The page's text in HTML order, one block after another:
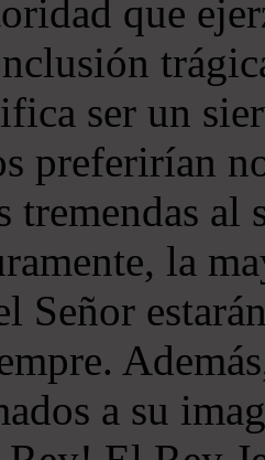
que
ser un
preferirían
tremendas
la
Señor
a su